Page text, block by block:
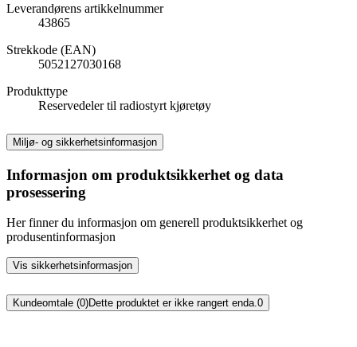
Leverandørens artikkelnummer
43865
Strekkode (EAN)
5052127030168
Produkttype
Reservedeler til radiostyrt kjøretøy
Miljø- og sikkerhetsinformasjon
Informasjon om produktsikkerhet og data
prosessering
Her finner du informasjon om generell produktsikkerhet og
produsentinformasjon
Vis sikkerhetsinformasjon
Kundeomtale (0)Dette produktet er ikke rangert enda.0